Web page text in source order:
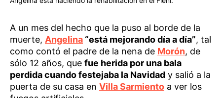
A un mes del hecho que la puso al borde de la
muerte, Angelina “está mejorando día a día”, tal
como contó el padre de la nena de Morón, de
sólo 12 años, que fue herida por una bala
perdida cuando festejaba la Navidad y salió a la
puerta de su casa en Villa Sarmiento a ver los